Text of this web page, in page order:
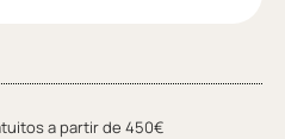
a partir de 450€